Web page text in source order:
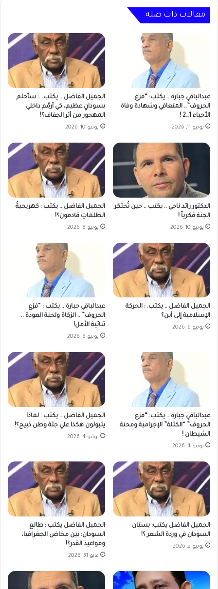
إلى
السلطة
مقالات ذات صلة
عبدالباقي جبارة .. يكتب: “فزع
الحروف”.. المتعافي وشهادة وفاة
الأحياء 1_2 !
يونيو 11, 2026
الجميل الفاضل .. يكتب. .: سأحلم
بسودانٍ عظيم، كي أرمّم داخلي
المهجور من أثر الجفاف؟!
يونيو 10, 2026
الدكتور رائد ناجي‎ .. يكتب .. حين تُحتكر
الجنة فكرياً !
يونيو 10, 2026
الجميل الفاضل .. يكتب : كهربجيةُ
الظلماتِ قادمون؟!
يونيو 8, 2026
الجميل الفاضل .. يكتب. : الحركة
الإسلامية إلى أين؟
يونيو 6, 2026
عبدالباقي جبارة .. يكتب : “فزع
الحروف” .. الزكاة ولجنة العودة ..
ثنائية الأمل!
يونيو 6, 2026
عبدالباقي جبارة .. يكتب: “فزع
الحروف” “الكتلة” الإجرامية ومحنة
الشيطان !
يونيو 4, 2026
الجميل الفاضل .. يكتب : لماذا
يتبولون هكذا علي جثة وطن ذبيح؟!
يونيو 4, 2026
الجميل الفاضل يكتب: بستان
السودان في وردة الشعر ؟!
يونيو 2, 2026
الجميل الفاضل يكتب : طالع
السودان: بين مخاض الجغرافيا،
ومواعيد القدر؟!
مايو 31, 2026